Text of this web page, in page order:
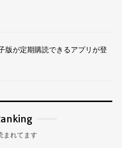
版が定期購読できるアプリが登
まれてます